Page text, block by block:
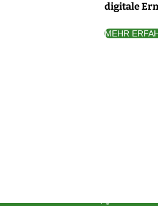
digitale
MEHR